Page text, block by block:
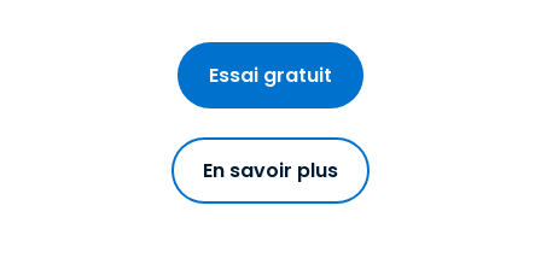
Essai gratuit
En savoir plus